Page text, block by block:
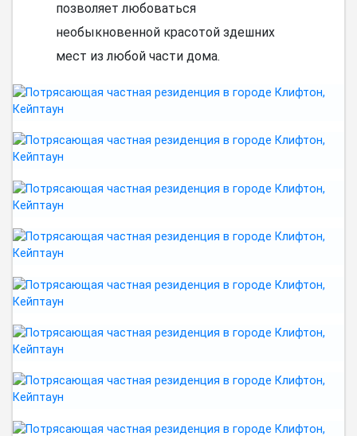
позволяет любоваться
необыкновенной красотой здешних
мест из любой части дома.